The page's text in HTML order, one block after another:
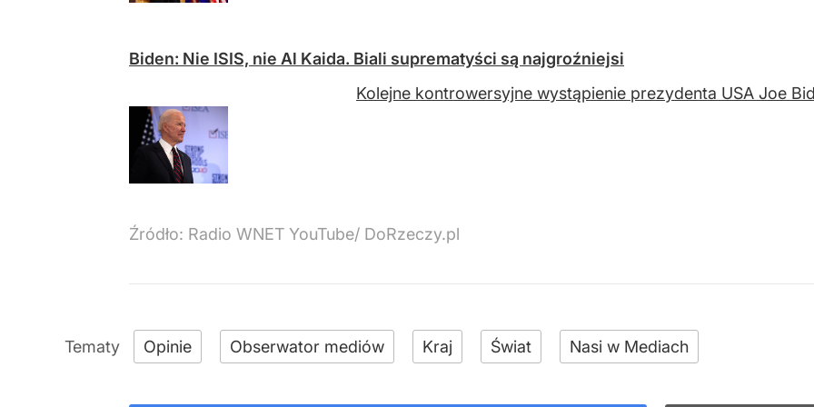
Biden: Nie ISIS, nie Al Kaida. Biali suprematyści są najgroźniejsi
Kolejne kontrowersyjne wystąpienie prezydenta USA Joe
Źródło: Radio WNET YouTube/ DoRzeczy.pl
Opinie Obserwator mediów Kraj Świat Nasi w Mediach